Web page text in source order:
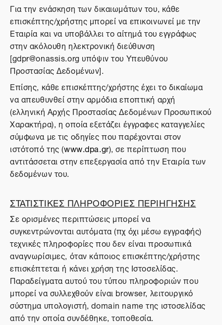
Για την ενάσκηση των δικαιωμάτων του, κάθε
επισκέπτης/χρήστης μπορεί να επικοινωνεί με την
Εταιρία και να υποβάλλει το αίτημά του εγγράφως
στην ακόλουθη ηλεκτρονική διεύθυνση
[gdpr@onassis.org υπόψιν του Υπευθύνου
Προστασίας Δεδομένων].
Επίσης, κάθε επισκέπτης/χρήστης έχει το δικαίωμα
να απευθυνθεί στην αρμόδια εποπτική αρχή
(ελληνική Αρχής Προστασίας Δεδομένων Προσωπικού
Χαρακτήρα), η οποία εξετάζει έγγραφες καταγγελίες
σύμφωνα με τις οδηγίες που παρέχονται στον
ιστότοπό της (www.dpa.gr), σε περίπτωση που
αντιτάσσεται στην επεξεργασία από την Εταιρία των
δεδομένων του.
ΣΤΑΤΙΣΤΙΚΕΣ ΠΛΗΡΟΦΟΡΙΕΣ ΠΕΡΙΗΓΗΣΗΣ
Σε ορισμένες περιπτώσεις μπορεί να
συγκεντρώνονται αυτόματα (πχ όχι μέσω εγγραφής)
τεχνικές πληροφορίες που δεν είναι προσωπικά
αναγνωρίσιμες, όταν κάποιος επισκέπτης/χρήστης
επισκέπτεται ή κάνει χρήση της Ιστοσελίδας.
Παραδείγματα αυτού του τύπου πληροφοριών που
μπορεί να συλλεχθούν είναι browser, λειτουργικό
σύστημα υπολογιστή, domain name της ιστοσελίδας
από την οποία συνδέθηκε, τοποθεσία.